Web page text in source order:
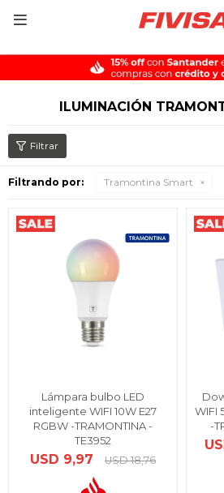

ILUMINACIÓN
Filtrando por: Tramontina Smart
Lámpara bulbo LED
inteligente WIFI 10W E27
RGBW -TRAMONTINA -
TE3952
USD 9,97 USD 18,76
WIFI
-